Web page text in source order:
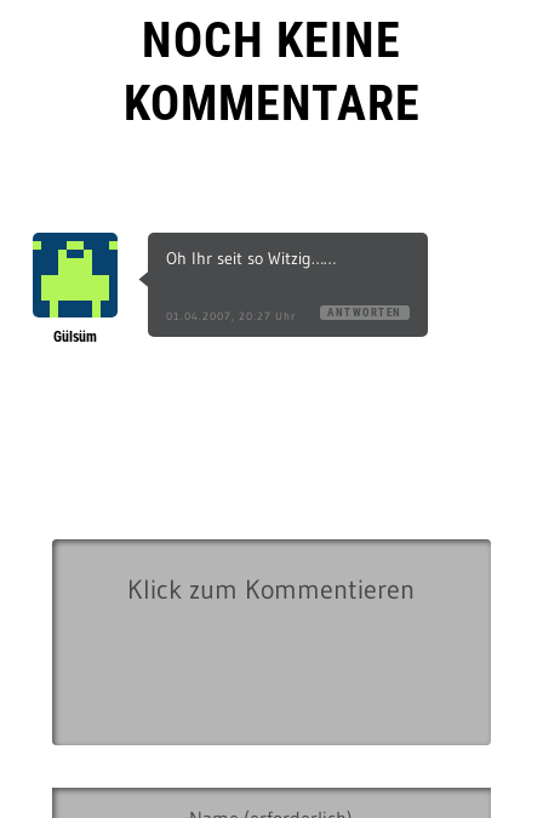
NOCH KEINE
KOMMENTARE
Gülsüm
Oh Ihr seit so Witzig……
01.04.2007, 20:27 Uhr ANTWORTEN